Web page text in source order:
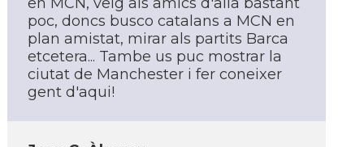
poc, doncs busco catalans a MCN en
plan amistat, mirar als partits Barca
etcetera... Tambe us puc mostrar la
ciutat de Manchester i fer coneixer
gent d'aqui!